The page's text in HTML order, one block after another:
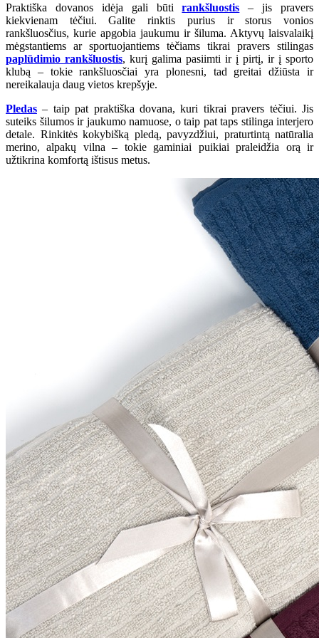
Praktiška dovanos idėja gali būtirankšluostis – jis pravers
kiekvienam tėčiui. Galite rinktis purius ir storus vonios
rankšluosčius, kurie apgobia jaukumu ir šiluma. Aktyvų laisvalaikį
mėgstantiems ar sportuojantiems tėčiams tikrai pravers stilingas
paplūdimio rankšluostis, kurį galima pasiimti ir į pirtį, ir į sporto
klubą – tokie rankšluosčiai yra plonesni, tad greitai džiūsta ir
nereikalauja daug vietos krepšyje.
Pledas – taip pat praktiška dovana, kuri tikrai pravers tėčiui. Jis
suteiks šilumos ir jaukumo namuose, o taip pat taps stilinga interjero
detale. Rinkitės kokybišką pledą, pavyzdžiui, praturtintą natūralia
merino, alpakų vilna – tokie gaminiai puikiai praleidžia orą ir
užtikrina komfortą ištisus metus.